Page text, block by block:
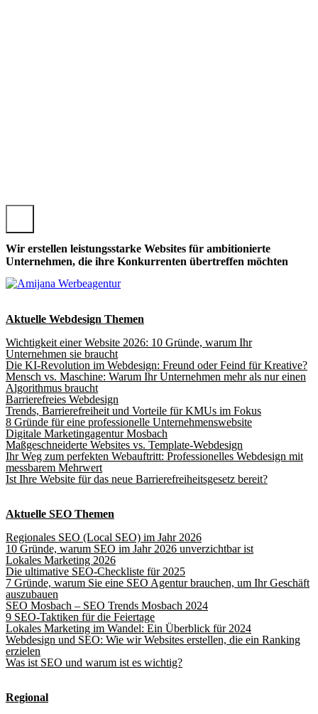
Wir erstellen leistungsstarke Websites für ambitionierte
Unternehmen, die ihre Konkurrenten übertreffen möchten
Aktuelle Webdesign Themen
Wichtigkeit einer Website 2026: 10 Gründe, warum Ihr
Unternehmen sie braucht
Die KI-Revolution im Webdesign: Freund oder Feind für Kreative?
Mensch vs. Maschine: Warum Ihr Unternehmen mehr als nur einen
Algorithmus braucht
Barrierefreies Webdesign
Trends, Barrierefreiheit und Vorteile für KMUs im Fokus
8 Gründe für eine professionelle Unternehmenswebsite
Digitale Marketingagentur Mosbach
Maßgeschneiderte Websites vs. Template-Webdesign
Ihr Weg zum perfekten Webauftritt: Professionelles Webdesign mit
messbarem Mehrwert
Ist Ihre Website für das neue Barrierefreiheitsgesetz bereit?
Aktuelle SEO Themen
Regionales SEO (Local SEO) im Jahr 2026
10 Gründe, warum SEO im Jahr 2026 unverzichtbar ist
Lokales Marketing 2026
Die ultimative SEO-Checkliste für 2025
7 Gründe, warum Sie eine SEO Agentur brauchen, um Ihr Geschäft
auszubauen
SEO Mosbach – SEO Trends Mosbach 2024
9 SEO-Taktiken für die Feiertage
Lokales Marketing im Wandel: Ein Überblick für 2024
Webdesign und SEO: Wie wir Websites erstellen, die ein Ranking
erzielen
Was ist SEO und warum ist es wichtig?
Regional